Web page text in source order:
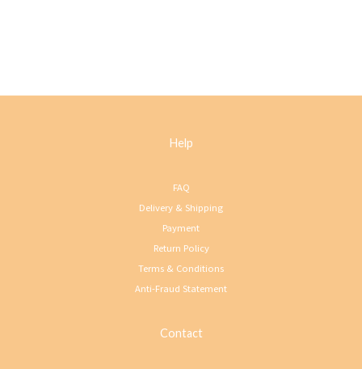
Help
FAQ
Delivery & Shipping
Payment
Return Policy
Terms & Conditions
Anti-Fraud Statement
Contact